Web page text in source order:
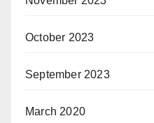
October 2023
September 2023
March 2020